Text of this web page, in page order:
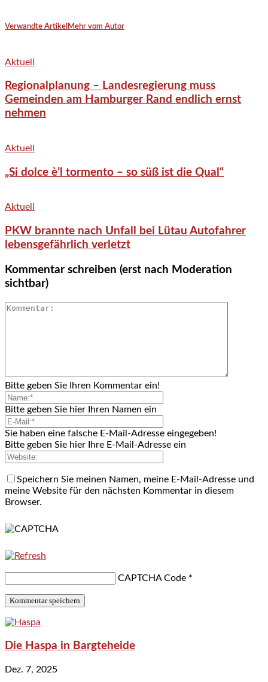
Verwandte Artikel Mehr vom Autor
Aktuell
Regionalplanung – Landesregierung muss
Gemeinden am Hamburger Rand endlich ernst
nehmen
Aktuell
„Si dolce è’l tormento – so süß ist die Qual“
Aktuell
PKW brannte nach Unfall bei Lütau Autofahrer
lebensgefährlich verletzt
Kommentar schreiben (erst nach Moderation
sichtbar)
Bitte geben Sie Ihren Kommentar ein!
Bitte geben Sie hier Ihren Namen ein
Sie haben eine falsche E-Mail-Adresse eingegeben!
Bitte geben Sie hier Ihre E-Mail-Adresse ein
Speichern Sie meinen Namen, meine E-Mail-Adresse und
meine Website für den nächsten Kommentar in diesem
Browser.
CAPTCHA Code *
Die Haspa in Bargteheide
Dez. 7, 2025